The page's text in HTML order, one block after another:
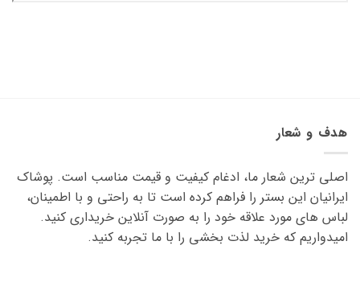
هدف و شعار
اصلی ترین شعار ما، ادغام کیفیت و قیمت مناسب است. پوشاک
ایرانیان این بستر را فراهم کرده است تا به راحتی و با اطمینان،
لباس های مورد علاقه ‌خود را به صورت آنلاین خریداری کنید.
امیدواریم که خرید لذت ‌بخشی را با ما تجربه کنید.